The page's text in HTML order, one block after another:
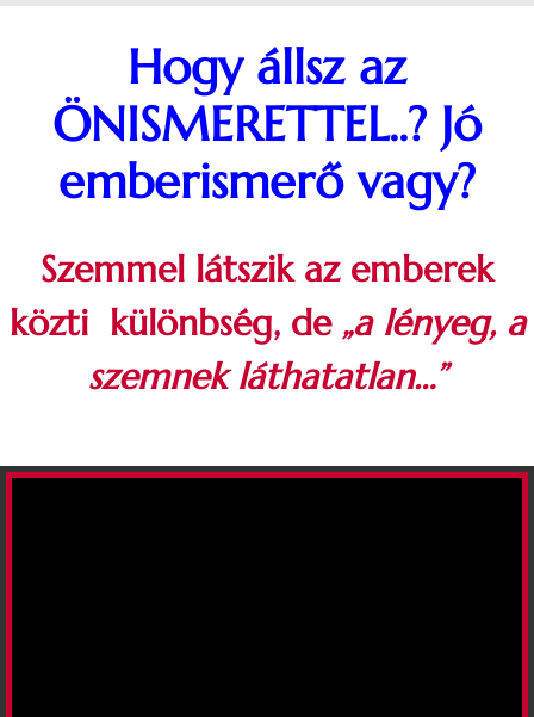
Hogy állsz az
ÖNISMERETTEL..? Jó
emberismerő vagy?
Szemmel látszik az emberek
közti különbség, de „a lényeg, a
szemnek láthatatlan…”